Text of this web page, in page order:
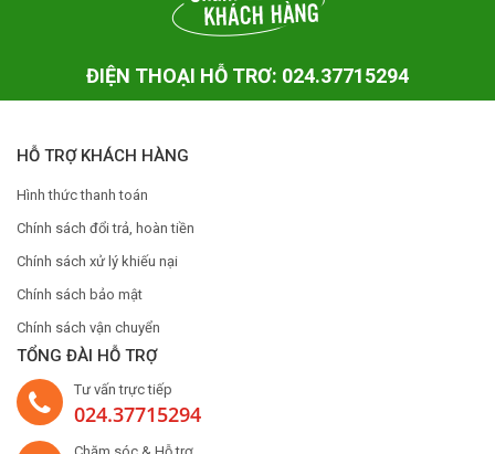
ĐIỆN THOẠI HỖ TRƠ: 024.37715294
HỖ TRỢ KHÁCH HÀNG
Hình thức thanh toán
Chính sách đổi trả, hoàn tiền
Chính sách xử lý khiếu nại
Chính sách bảo mật
Chính sách vận chuyển
TỔNG ĐÀI HỖ TRỢ
Tư vấn trực tiếp
024.37715294